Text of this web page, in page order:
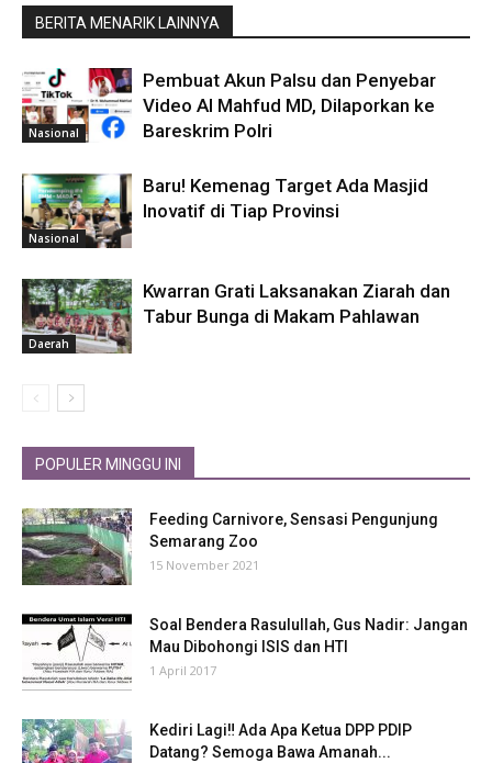
BERITA MENARIK LAINNYA
Nasional
Pembuat Akun Palsu dan Penyebar
Video AI Mahfud MD, Dilaporkan ke
Bareskrim Polri
Nasional
Baru! Kemenag Target Ada Masjid
Inovatif di Tiap Provinsi
Daerah
Kwarran Grati Laksanakan Ziarah dan
Tabur Bunga di Makam Pahlawan
POPULER MINGGU INI
Feeding Carnivore, Sensasi Pengunjung
Semarang Zoo
15 November 2021
Soal Bendera Rasulullah, Gus Nadir: Jangan
Mau Dibohongi ISIS dan HTI
1 April 2017
Kediri Lagi‼ Ada Apa Ketua DPP PDIP
Datang? Semoga Bawa Amanah...